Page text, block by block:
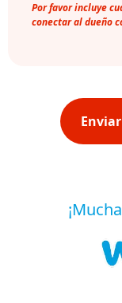
Por favor incluye
conectar al dueño